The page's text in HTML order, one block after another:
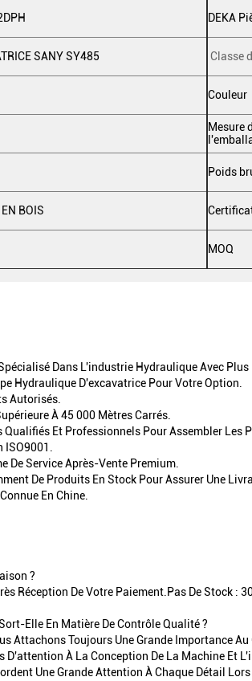
SANY SY485
BOIS
DEKA
Classe
Couleur
Mesure
Poids
MOQ
Dans L'industrie Hydraulique Avec Plus
Hydraulique D'excavatrice Pour Votre Option.
Autorisés.
À 45 000 Mètres Carrés.
Qualifiés Et Professionnels Pour Assembler Les
ISO9001.
De Service Après-Vente Premium.
De Produits En Stock Pour Assurer Une
En Chine.
?
Réception De Votre Paiement.Pas De Stock
Elle En Matière De Contrôle Qualité ?
Attachons Toujours Une Grande Importance
D'attention À La Conception De La Machine Et
Une Grande Attention À Chaque Détail